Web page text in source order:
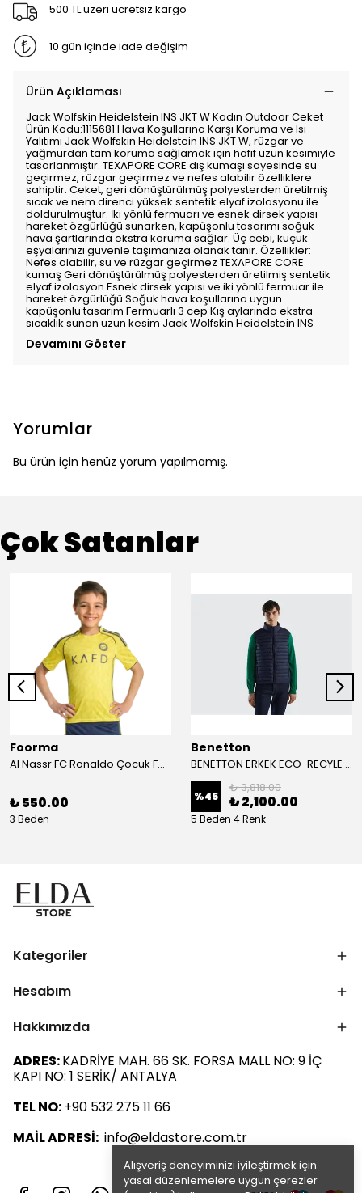
Alışveriş deneyiminizi iyileştirmek için
yasal düzenlemelere uygun çerezler
500 TL üzeri ücretsiz kargo
10 gün içinde iade değişim
Ürün Açıklaması
Jack Wolfskin Heidelstein INS JKT W Kadın Outdoor Ceket
Ürün Kodu:1115681 Hava Koşullarına Karşı Koruma ve Isı
Yalıtımı Jack Wolfskin Heidelstein INS JKT W, rüzgar ve
yağmurdan tam koruma sağlamak için hafif uzun kesimiyle
tasarlanmıştır. TEXAPORE CORE dış kumaşı sayesinde su
geçirmez, rüzgar geçirmez ve nefes alabilir özelliklere
sahiptir. Ceket, geri dönüştürülmüş polyesterden üretilmiş
sıcak ve nem direnci yüksek sentetik elyaf izolasyonu ile
doldurulmuştur. İki yönlü fermuarı ve esnek dirsek yapısı
hareket özgürlüğü sunarken, kapüşonlu tasarımı soğuk
hava şartlarında ekstra koruma sağlar. Üç cebi, küçük
eşyalarınızı güvenle taşımanıza olanak tanır. Özellikler:
Nefes alabilir, su ve rüzgar geçirmez TEXAPORE CORE
kumaş Geri dönüştürülmüş polyesterden üretilmiş sentetik
elyaf izolasyon Esnek dirsek yapısı ve iki yönlü fermuar ile
hareket özgürlüğü Soğuk hava koşullarına uygun
kapüşonlu tasarım Fermuarlı 3 cep Kış aylarında ekstra
sıcaklık sunan uzun kesim Jack Wolfskin Heidelstein INS
Devamını Göster
Yorumlar
Bu ürün için henüz yorum yapılmamış.
Çok Satanlar
Foorma
Al Nassr FC Ronaldo Çocuk Forma 2'li Takım(Şort/T-Shirt)
₺ 550.00
3 Beden
Benetton
BENETTON ERKEK ECO-RECYLE DOLGULU PUFA YELEK
%45
₺ 3,818.00
₺ 2,100.00
5 Beden 4 Renk
Kategoriler
Hesabım
Hakkımızda
ADRES:KADRİYE MAH. 66 SK. FORSA MALL NO: 9 İÇ
KAPI NO: 1 SERİK/ ANTALYA
TEL NO:+90 532 275 11 66
MAİL ADRESİ: info@eldastore.com.tr